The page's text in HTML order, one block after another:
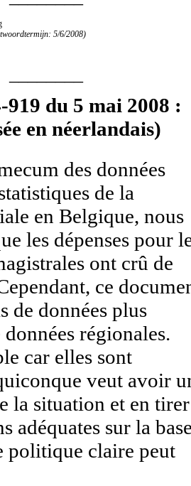
5/6/2008)
919 du 5 mai 2008 :
en néerlandais)
des données
de la
en Belgique, nous
les dépenses pour
ont crû de
ce
de données plus
régionales.
car elles sont
veut avoir
la situation et en tirer
adéquates sur la
politique claire peut